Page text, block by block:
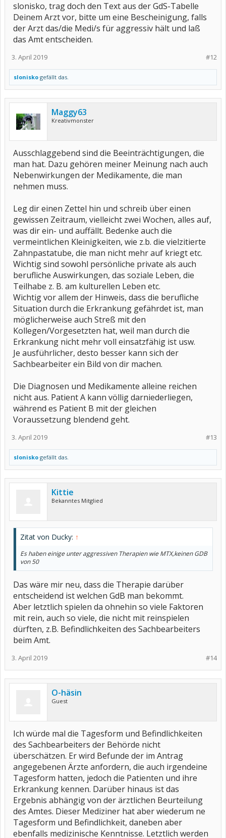
slonisko, trag doch den Text aus der GdS-Tabelle
Deinem Arzt vor, bitte um eine Bescheinigung, falls
der Arzt das/die Medi/s für aggressiv hält und laß
das Amt entscheiden.
#12
3. April 2019
slonisko gefällt das.
Maggy63
Kreativmonster
Ausschlaggebend sind die Beeinträchtigungen, die
man hat. Dazu gehören meiner Meinung nach auch
Nebenwirkungen der Medikamente, die man
nehmen muss.
Leg dir einen Zettel hin und schreib über einen
gewissen Zeitraum, vielleicht zwei Wochen, alles auf,
was dir ein- und auffällt. Bedenke auch die
vermeintlichen Kleinigkeiten, wie z.b. die vielzitierte
Zahnpastatube, die man nicht mehr auf kriegt etc.
Wichtig sind sowohl persönliche private als auch
berufliche Auswirkungen, das soziale Leben, die
Teilhabe z. B. am kulturellen Leben etc.
Wichtig vor allem der Hinweis, dass die berufliche
Situation durch die Erkrankung gefährdet ist, man
möglicherweise auch Streß mit den
Kollegen/Vorgesetzten hat, weil man durch die
Erkrankung nicht mehr voll einsatzfähig ist usw.
Je ausführlicher, desto besser kann sich der
Sachbearbeiter ein Bild von dir machen.
Die Diagnosen und Medikamente alleine reichen
nicht aus. Patient A kann völlig darniederliegen,
während es Patient B mit der gleichen
Voraussetzung blendend geht.
#13
3. April 2019
slonisko gefällt das.
Kittie
Bekanntes Mitglied
Zitat von Ducky: ↑
Es haben einige unter aggressiven Therapien wie MTX,keinen GDB
von 50
Das wäre mir neu, dass die Therapie darüber
entscheidend ist welchen GdB man bekommt.
Aber letztlich spielen da ohnehin so viele Faktoren
mit rein, auch so viele, die nicht mit reinspielen
dürften, z.B. Befindlichkeiten des Sachbearbeiters
beim Amt.
#14
3. April 2019
O-häsin
Guest
Ich würde mal die Tagesform und Befindlichkeiten
des Sachbearbeiters der Behörde nicht
überschätzen. Er wird Befunde der im Antrag
angegebenen Ärzte anfordern, die auch irgendeine
Tagesform hatten, jedoch die Patienten und ihre
Erkrankung kennen. Darüber hinaus ist das
Ergebnis abhängig von der ärztlichen Beurteilung
des Amtes. Dieser Mediziner hat aber wiederum ne
Tagesform und Befindlichkeit, daneben aber
ebenfalls medizinische Kenntnisse. Letztlich werden